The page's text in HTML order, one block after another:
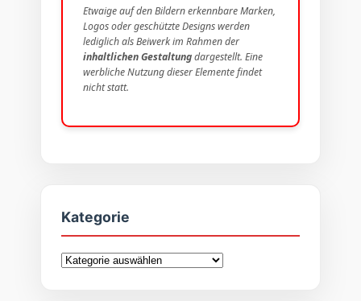
Etwaige auf den Bildern erkennbare Marken,
Logos oder geschützte Designs werden
lediglich als Beiwerk im Rahmen der
inhaltlichen Gestaltungdargestellt. Eine
werbliche Nutzung dieser Elemente findet
nicht statt.
Kategorie
Kategorie